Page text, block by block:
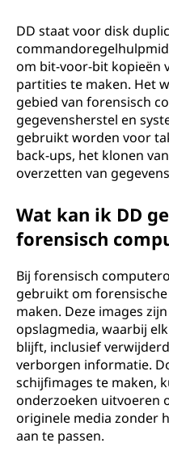
DD staat voor disk
om bit-voor-bit kopieën
partities te maken. Het
gebied van forensisch
gegevensherstel en
gebruikt worden voor
back-ups, het klonen
overzetten van
Wat kan ik DD
forensisch
Bij forensisch
gebruikt om
maken. Deze images
opslagmedia, waarbij
blijft, inclusief
verborgen informatie.
schijfimages te maken,
onderzoeken uitvoeren
originele media zonder
aan te passen.